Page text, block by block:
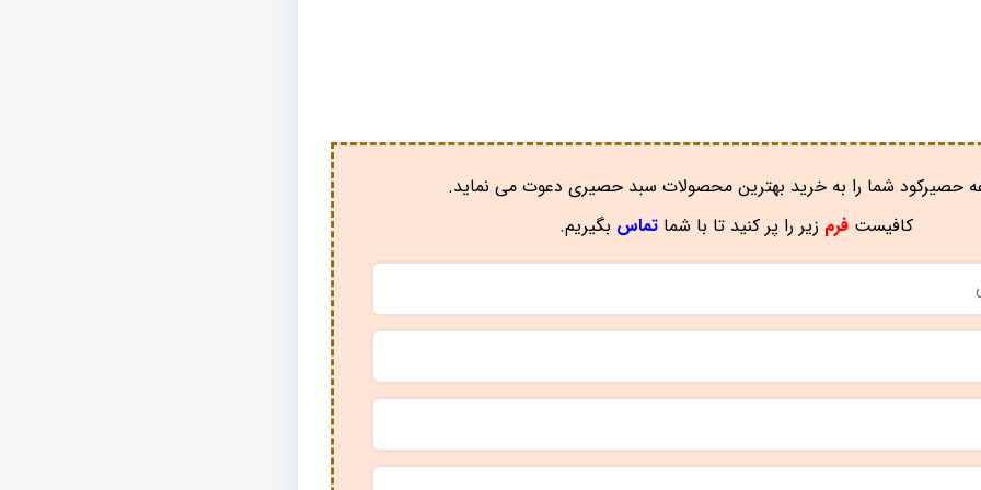
حصیرکود شما را به خرید بهترین محصولات سبد حصیری دعوت می نماید.
کافیستفرم زیر را پر کنید تا با شماتماس بگیریم.